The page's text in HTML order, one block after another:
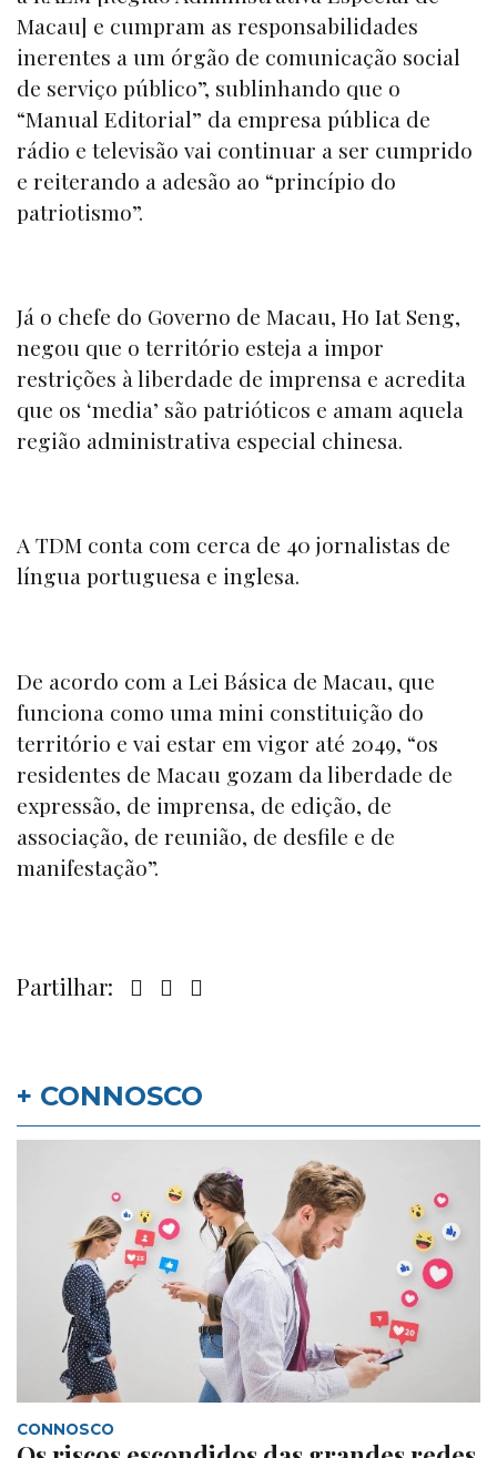
Macau] e cumpram as responsabilidades
inerentes a um órgão de comunicação social
de serviço público”, sublinhando que o
“Manual Editorial” da empresa pública de
rádio e televisão vai continuar a ser cumprido
e reiterando a adesão ao “princípio do
patriotismo”.
Já o chefe do Governo de Macau, Ho Iat Seng,
negou que o território esteja a impor
restrições à liberdade de imprensa e acredita
que os ‘media’ são patrióticos e amam aquela
região administrativa especial chinesa.
A TDM conta com cerca de 40 jornalistas de
língua portuguesa e inglesa.
De acordo com a Lei Básica de Macau, que
funciona como uma mini constituição do
território e vai estar em vigor até 2049, “os
residentes de Macau gozam da liberdade de
expressão, de imprensa, de edição, de
associação, de reunião, de desfile e de
manifestação”.
Partilhar:
+ CONNOSCO
CONNOSCO